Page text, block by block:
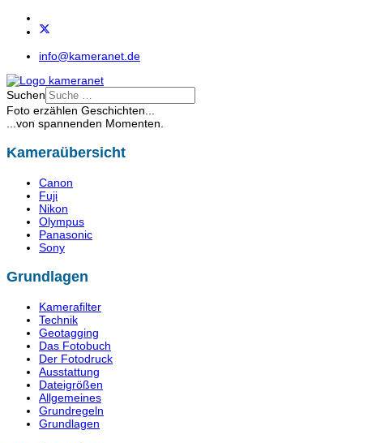
info@kameranet.de
Suchen
Foto erzählen Geschichten...
...von spannenden Momenten.
Kameraübersicht
Canon
Fuji
Nikon
Olympus
Panasonic
Sony
Grundlagen
Kamerafilter
Technik
Geotagging
Das Fotobuch
Der Fotodruck
Ausstattung
Dateigrößen
Allgemeines
Grundregeln
Grundlagen